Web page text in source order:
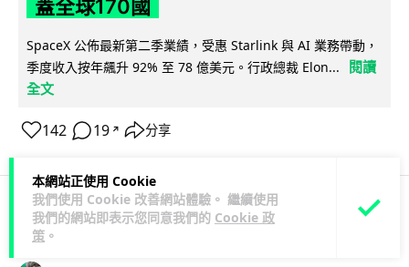
本網站正使用 Cookie
我們使用 Cookie 改善網站體驗。 繼續使用
我們的網站即表示您同意我們的 Cookie 政
策 。
蓋全球170國
SpaceX 公佈最新第二季業績，受惠 Starlink 與 AI 業務帶動，
季度收入按年飆升 92% 至 78 億美元。行政總裁 Elon...
閱讀
全文
142 19 ↗ 分享
人工智能